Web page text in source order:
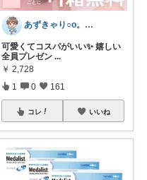
あずきゃり○o。.🐟🐠
可愛くてコスパがいい✨ 嬉しい
全員プレゼン ...
￥ 2,728
1 0 161
コレ いいね